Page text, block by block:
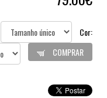
Cor:
COMPRAR